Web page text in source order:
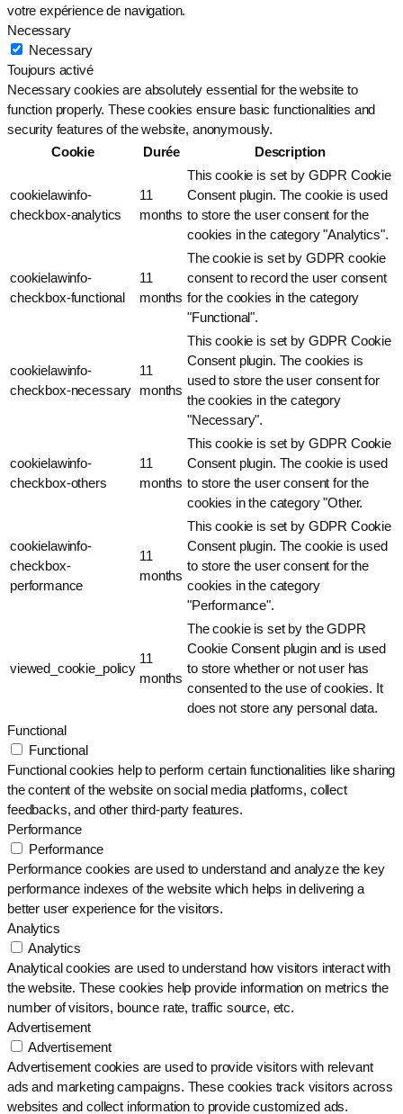
votre expérience de navigation.
Necessary
Necessary
Toujours activé
Necessary cookies are absolutely essential for the website to
function properly. These cookies ensure basic functionalities and
security features of the website, anonymously.
Cookie
Durée Description
cookielawinfo-
checkbox-analytics
11
months
This cookie is set by GDPR Cookie
Consent plugin. The cookie is used
to store the user consent for the
cookies in the category "Analytics".
cookielawinfo-
checkbox-functional
11
months
The cookie is set by GDPR cookie
consent to record the user consent
for the cookies in the category
"Functional".
cookielawinfo-
checkbox-necessary
11
months
This cookie is set by GDPR Cookie
Consent plugin. The cookies is
used to store the user consent for
the cookies in the category
"Necessary".
cookielawinfo-
checkbox-others
11
months
This cookie is set by GDPR Cookie
Consent plugin. The cookie is used
to store the user consent for the
cookies in the category "Other.
cookielawinfo-
checkbox-
performance
11
months
This cookie is set by GDPR Cookie
Consent plugin. The cookie is used
to store the user consent for the
cookies in the category
"Performance".
viewed_cookie_policy
11
months
The cookie is set by the GDPR
Cookie Consent plugin and is used
to store whether or not user has
consented to the use of cookies. It
does not store any personal data.
Functional
Functional
Functional cookies help to perform certain functionalities like sharing
the content of the website on social media platforms, collect
feedbacks, and other third-party features.
Performance
Performance
Performance cookies are used to understand and analyze the key
performance indexes of the website which helps in delivering a
better user experience for the visitors.
Analytics
Analytics
Analytical cookies are used to understand how visitors interact with
the website. These cookies help provide information on metrics the
number of visitors, bounce rate, traffic source, etc.
Advertisement
Advertisement
Advertisement cookies are used to provide visitors with relevant
ads and marketing campaigns. These cookies track visitors across
websites and collect information to provide customized ads.